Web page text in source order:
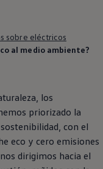
sobre eléctricos
al medio ambiente?
los
priorizado la
sostenibilidad, con el
eco y cero emisiones
dirigimos hacia el